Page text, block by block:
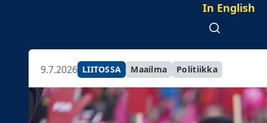
In English
Avaa haku
9.7.2026 LIITOSSA Maailma Politiikka